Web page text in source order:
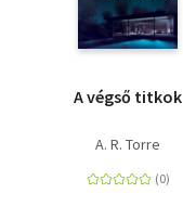
A végső titkok
A. R. Torre